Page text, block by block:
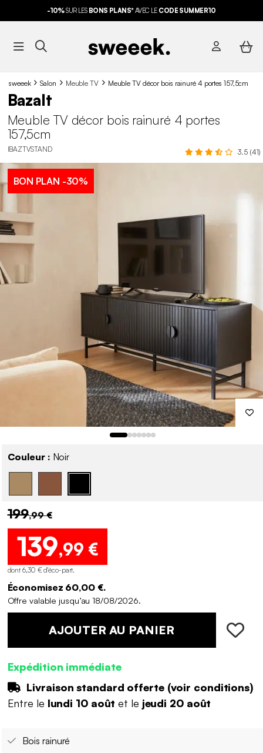
-10%SUR LES BONS PLANS*AVEC LE CODE SUMMER10
sweeek Salon Meuble TV Meuble TV décor bois rainuré 4 portes 157,5cm
Bazalt
Meuble TV décor bois rainuré 4 portes
157,5cm
IBAZTVSTAND 3.5 (41)
BON PLAN -30%
Couleur : Noir
199,99 €
139,99 €
dont 6,30 € d'éco-part.
Économisez 60,00 €.
Offre valable jusqu’au 18/08/2026.
AJOUTER AU PANIER
Expédition immédiate
Livraison standard offerte (voir conditions)
Entre le lundi 10 août et le jeudi 20 août
Bois rainuré